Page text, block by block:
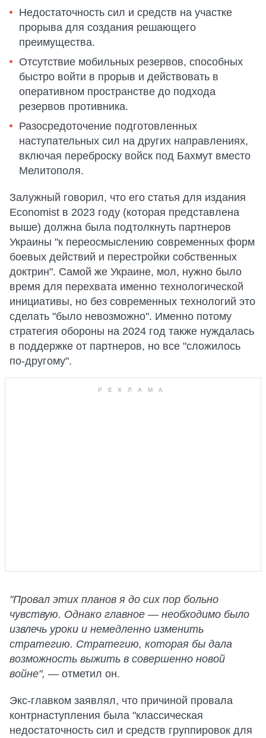
Недостаточность сил и средств на участке
прорыва для создания решающего
преимущества.
Отсутствие мобильных резервов, способных
быстро войти в прорыв и действовать в
оперативном пространстве до подхода
резервов противника.
Разосредоточение подготовленных
наступательных сил на других направлениях,
включая переброску войск под Бахмут вместо
Мелитополя.
Залужный говорил, что его статья для издания
Economist в 2023 году (которая представлена
выше) должна была подтолкнуть партнеров
Украины "к переосмыслению современных форм
боевых действий и перестройки собственных
доктрин". Самой же Украине, мол, нужно было
время для перехвата именно технологической
инициативы, но без современных технологий это
сделать "было невозможно". Именно потому
стратегия обороны на 2024 год также нуждалась
в поддержке от партнеров, но все "сложилось
по-другому".
"Провал этих планов я до сих пор больно
чувствую. Однако главное — необходимо было
извлечь уроки и немедленно изменить
стратегию. Стратегию, которая бы дала
возможность выжить в совершенно новой
войне", — отметил он.
Экс-главком заявлял, что причиной провала
контрнаступления была "классическая
недостаточность сил и средств группировок для